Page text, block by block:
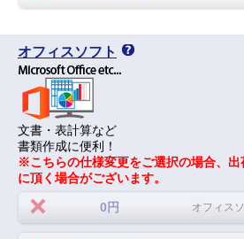
オフィスソフト
文書・表計算など
書類作成に便利！
※こちらの仕様変更をご選択の場合、
に頂く場合がございます。
0円 オフィス